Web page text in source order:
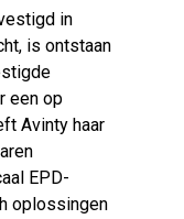
in
is ontstaan
een op
Avinty haar
EPD-
oplossingen